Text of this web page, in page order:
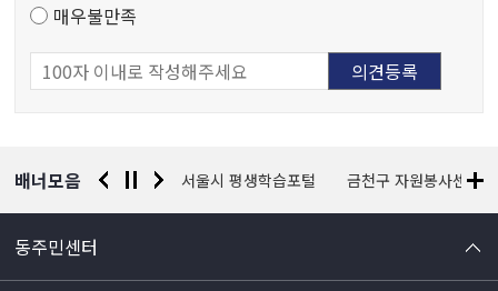
매우불만족
배너모음
찰청 유실물 통합포털 서울시 평생학습포털 금천구 자원봉사센터
동주민센터